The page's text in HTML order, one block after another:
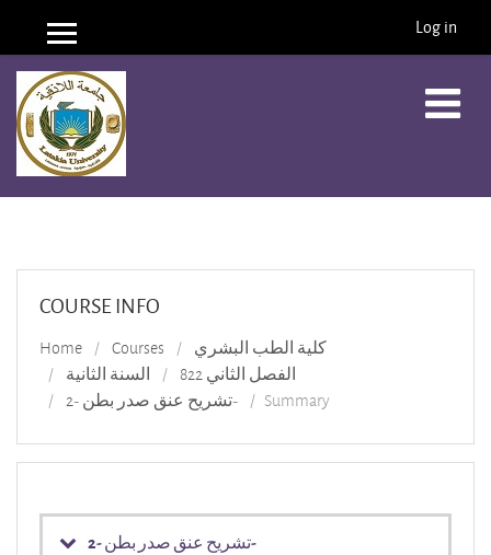
Skip to main content
Side panel Log in
COURSE INFO
Home Courses
كلية الطب البشري
السنة الثانية
الفصل الثاني 822
تشريح عنق صدر بطن -2-
Summary
تشريح عنق صدر بطن -2-